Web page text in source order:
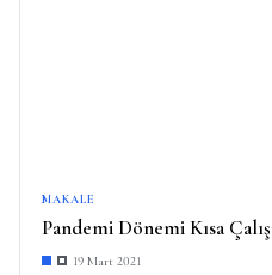
MAKALE
Pandemi Dönemi Kısa
19 Mart 2021